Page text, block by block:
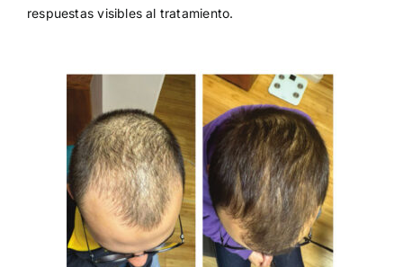
respuestas visibles al tratamiento.